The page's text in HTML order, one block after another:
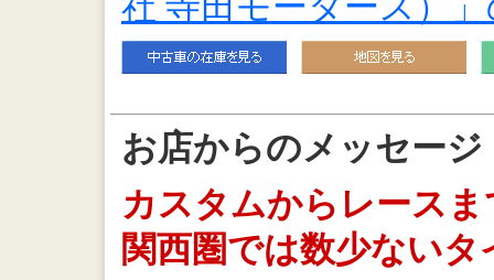
お店からのメッセージ
カスタムからレースま
関西圏では数少ない